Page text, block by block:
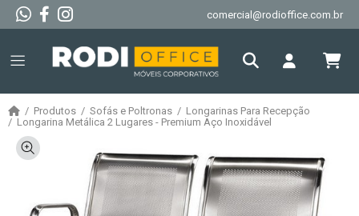
comercial@rodioffice.com.br
Produtos Sofás e Poltronas
Longarinas Para Recepção
Longarina Metálica 2 Lugares - Premium Aço Inoxidável